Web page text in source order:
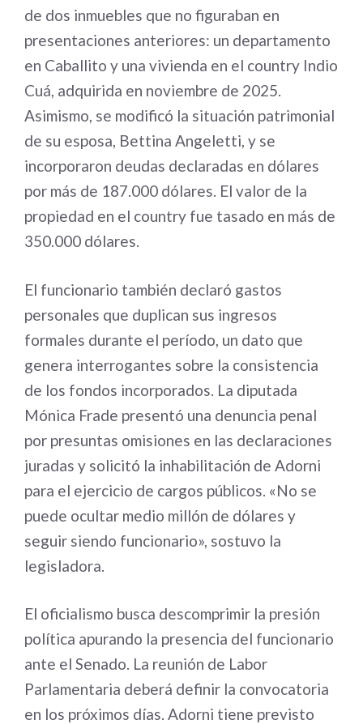
de dos inmuebles que no figuraban en
presentaciones anteriores: un departamento
en Caballito y una vivienda en el country Indio
Cuá, adquirida en noviembre de 2025.
Asimismo, se modificó la situación patrimonial
de su esposa, Bettina Angeletti, y se
incorporaron deudas declaradas en dólares
por más de 187.000 dólares. El valor de la
propiedad en el country fue tasado en más de
350.000 dólares.
El funcionario también declaró gastos
personales que duplican sus ingresos
formales durante el período, un dato que
genera interrogantes sobre la consistencia
de los fondos incorporados. La diputada
Mónica Frade presentó una denuncia penal
por presuntas omisiones en las declaraciones
juradas y solicitó la inhabilitación de Adorni
para el ejercicio de cargos públicos. «No se
puede ocultar medio millón de dólares y
seguir siendo funcionario», sostuvo la
legisladora.
El oficialismo busca descomprimir la presión
política apurando la presencia del funcionario
ante el Senado. La reunión de Labor
Parlamentaria deberá definir la convocatoria
en los próximos días. Adorni tiene previsto